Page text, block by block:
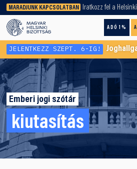
MARADJUNK KAPCSOLATBAN Iratkozz fel a
ADÓ 1%
keresőnket!
JELENTKEZZ SZEPT. 6-IG! Joghallgató
Emberi jogi szótár
kiutasítás